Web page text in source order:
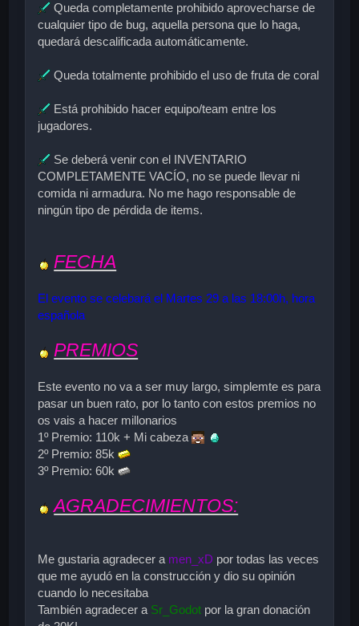
Queda completamente prohibido aprovecharse de
cualquier tipo de bug, aquella persona que lo haga,
quedará descalificada automáticamente.
Queda totalmente prohibido el uso de fruta de coral
Está prohibido hacer equipo/team entre los
jugadores.
Se deberá venir con el INVENTARIO
COMPLETAMENTE VACÍO, no se puede llevar ni
comida ni armadura. No me hago responsable de
ningún tipo de pérdida de items.
FECHA
El evento se celebará el Martes 29 a las 18:00h, hora
española
PREMIOS
Este evento no va a ser muy largo, simplemte es para
pasar un buen rato, por lo tanto con estos premios no
os vais a hacer millonarios
1º Premio: 110k + Mi cabeza
2º Premio: 85k
3º Premio: 60k
AGRADECIMIENTOS:
Me gustaria agradecer a men_xD por todas las veces
que me ayudó en la construcción y dio su opinión
cuando lo necesitaba
También agradecer a Sr_Godot por la gran donación